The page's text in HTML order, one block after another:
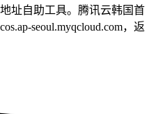
址自助工具。腾讯云韩国首
seoul.myqcloud.com，返